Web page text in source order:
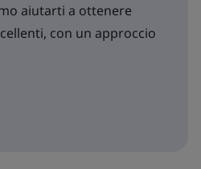
aiutarti a ottenere
con un approccio